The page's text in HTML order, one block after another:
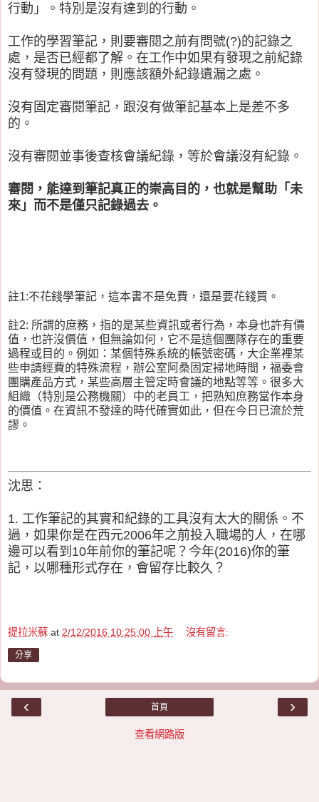
行動」。特別是沒有達到的行動。
工作的學習筆記，則要審閱之前有問號(?)的記錄之
處，是否已經都了解。在工作中如果有發現之前紀錄
沒有發現的問題，則應該額外紀錄遺漏之處。
沒有固定審閱筆記，跟沒有做筆記基本上是差不多
的。
沒有審閱並事後查核會議紀錄，等於會議沒有紀錄。
審閱，能達到筆記真正的崇高目的，也就是幫助「未
來」而不是僅只記錄過去。
註1:不花錢學筆記，這本書不是免費，還是要花錢買。
註2: 所謂的庶務，指的是某些資訊或者行為，本身也許有價
值，也許沒價值，但無論如何，它不是這個團隊存在的重要
過程或目的。例如：某個特殊系統的帳號密碼，大企業裡某
些申請經費的特殊流程，辦公室阿桑固定掃地時間，福委會
團購產品方式，某些高層主管定時會議的地點等等。很多大
組織（特別是公務機關）中的老員工，把熟知庶務當作本身
的價值。在資訊不發達的時代確實如此，但在今日已流於荒
謬。
沈思：
1. 工作筆記的其實和紀錄的工具沒有太大的關係。不
過，如果你是在西元2006年之前投入職場的人，在哪
邊可以看到10年前你的筆記呢？今年(2016)你的筆
記，以哪種形式存在，會留存比較久？
提拉米蘇 at 2/12/2016 10:25:00 上午 沒有留言:
分享
‹ ›
首頁
查看網路版